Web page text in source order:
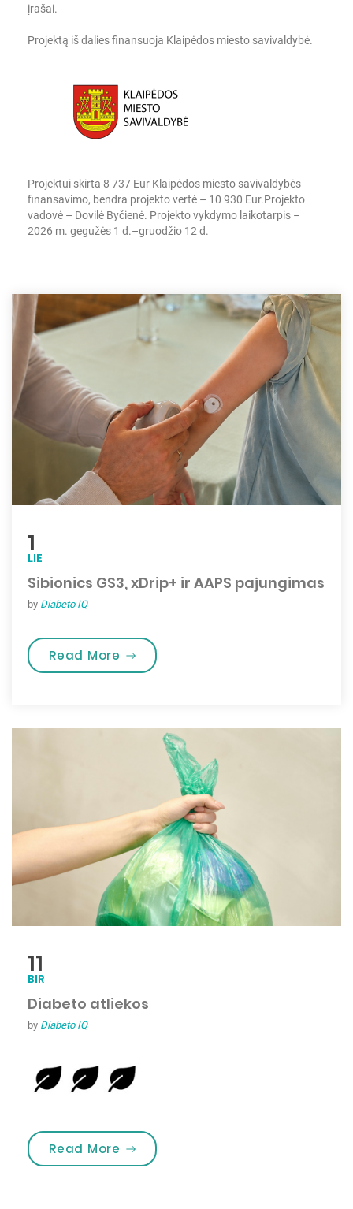
įrašai.
Projektą iš dalies finansuoja Klaipėdos miesto savivaldybė.
Projektui skirta 8 737 Eur Klaipėdos miesto savivaldybės
finansavimo, bendra projekto vertė – 10 930 Eur.Projekto
vadovė – Dovilė Byčienė. Projekto vykdymo laikotarpis –
2026 m. gegužės 1 d.–gruodžio 12 d.
1
LIE
Sibionics GS3, xDrip+ ir AAPS pajungimas
by Diabeto IQ
Read More „Sibionics GS3, xDrip+ ir AAPS
11
BIR
Diabeto atliekos
by Diabeto IQ
Read More „Diabeto atliekos”